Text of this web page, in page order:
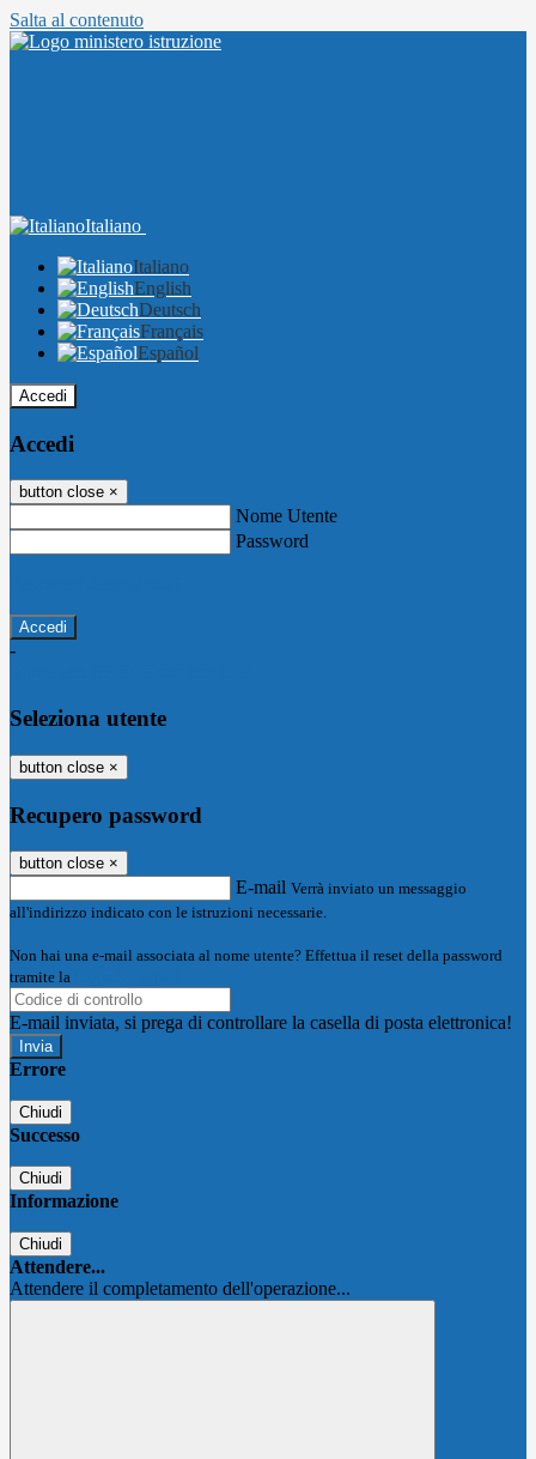
Salta al contenuto
Italiano
Italiano
English
Deutsch
Français
Español
Accedi
Accedi
button close ×
Nome Utente
Password
-
Seleziona utente
button close ×
Recupero password
button close ×
E-mail Verrà inviato un messaggio
all'indirizzo indicato con le istruzioni necessarie.
Non hai una e-mail associata al nome utente? Effettua il reset della password
tramite la
E-mail inviata, si prega di controllare la casella di posta elettronica!
Errore
Chiudi
Successo
Chiudi
Informazione
Chiudi
Attendere...
Attendere il completamento dell'operazione...